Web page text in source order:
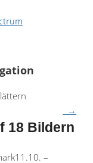
→
18 Bildern
11.10. –